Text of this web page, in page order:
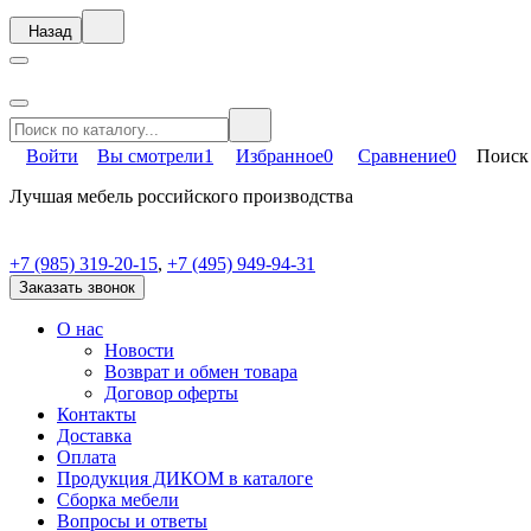
Назад
Войти Вы смотрели1 Избранное0 Сравнение0 Поиск
Лучшая мебель российского производства
+7 (985) 319-20-15, +7 (495) 949-94-31
Заказать звонок
О нас
Новости
Возврат и обмен товара
Договор оферты
Контакты
Доставка
Оплата
Продукция ДИКОМ в каталоге
Сборка мебели
Вопросы и ответы